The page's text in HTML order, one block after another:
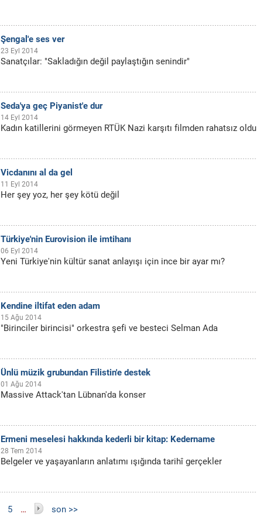
Şengal'e ses ver
23 Eyl 2014
Sanatçılar: "Sakladığın değil paylaştığın senindir"
Seda'ya geç Piyanist'e dur
14 Eyl 2014
Kadın katillerini görmeyen RTÜK Nazi karşıtı filmden rahatsız oldu
Vicdanını al da gel
11 Eyl 2014
Her şey yoz, her şey kötü değil
Türkiye'nin Eurovision ile imtihanı
06 Eyl 2014
Yeni Türkiye'nin kültür sanat anlayışı için ince bir ayar mı?
Kendine iltifat eden adam
15 Ağu 2014
"Birinciler birincisi" orkestra şefi ve besteci Selman Ada
Ünlü müzik grubundan Filistin'e destek
01 Ağu 2014
Massive Attack'tan Lübnan'da konser
Ermeni meselesi hakkında kederli bir kitap: Kedername
28 Tem 2014
Belgeler ve yaşayanların anlatımı ışığında tarihî gerçekler
5 … son >>